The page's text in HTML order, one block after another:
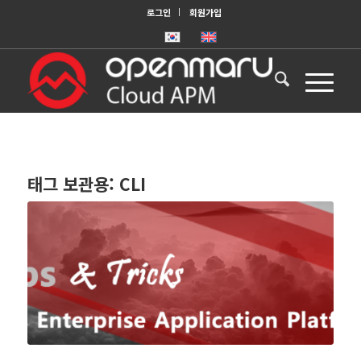
로그인 회원가입
태그 보관용: CLI